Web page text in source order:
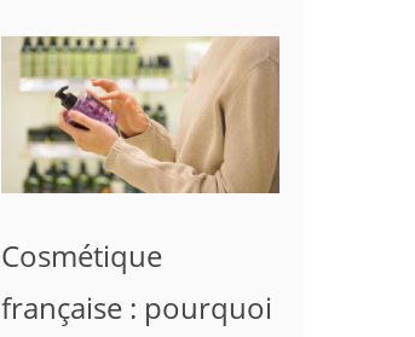
Cosmétique
française : pourquoi